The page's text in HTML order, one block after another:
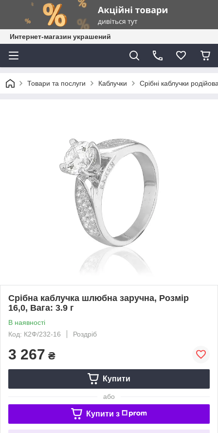
Интернет-магазин украшений
Товари та послуги Каблучки Срібні каблучки
Срібна каблучка шлюбна заручна, Розмір
16,0, Вага: 3.9 г
В наявності
Код: К2Ф/232-16
Роздріб
3 267 ₴
Купити
або
Купити з